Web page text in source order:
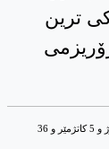
ترین
8 ساڵ و 6 مانگ و 27 ڕۆژ و 5 کاتژمێر و 36